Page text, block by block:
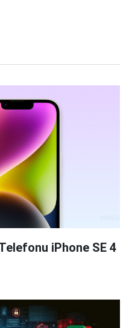
iPhone SE 4